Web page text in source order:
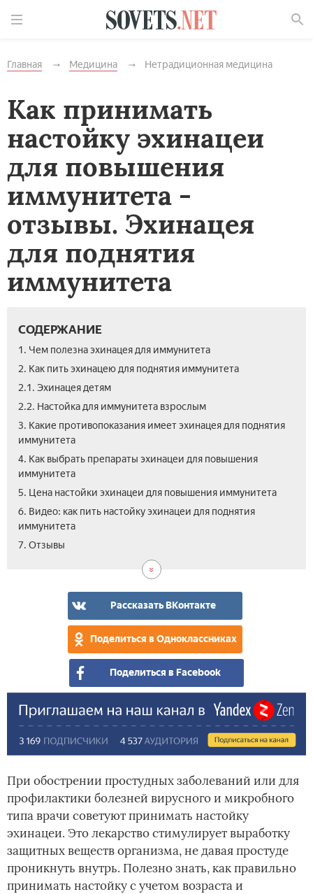
Главная Медицина Нетрадиционная медицина
Как принимать
настойку эхинацеи
для повышения
иммунитета -
отзывы. Эхинацея
для поднятия
иммунитета
СОДЕРЖАНИЕ
1. Чем полезна эхинацея для иммунитета
2. Как пить эхинацею для поднятия иммунитета
2.1. Эхинацея детям
2.2. Настойка для иммунитета взрослым
3. Какие противопоказания имеет эхинацея для поднятия
иммунитета
4. Как выбрать препараты эхинацеи для повышения
иммунитета
5. Цена настойки эхинацеи для повышения иммунитета
6. Видео: как пить настойку эхинацеи для поднятия
иммунитета
7. Отзывы
Рассказать ВКонтакте
Поделиться в Одноклассниках
Поделиться в Facebook
При обострении простудных заболеваний или для
профилактики болезней вирусного и микробного
типа врачи советуют принимать настойку
эхинацеи. Это лекарство стимулирует выработку
защитных веществ организма, не давая простуде
проникнуть внутрь. Полезно знать, как правильно
принимать настойку с учетом возраста и